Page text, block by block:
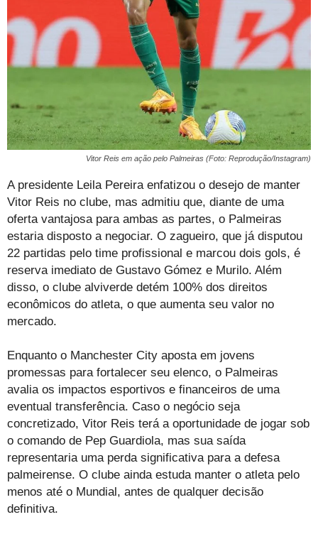
Vitor Reis em ação pelo Palmeiras (Foto: Reprodução/Instagram)
A presidente Leila Pereira enfatizou o desejo de manter
Vitor Reis no clube, mas admitiu que, diante de uma
oferta vantajosa para ambas as partes, o Palmeiras
estaria disposto a negociar. O zagueiro, que já disputou
22 partidas pelo time profissional e marcou dois gols, é
reserva imediato de Gustavo Gómez e Murilo. Além
disso, o clube alviverde detém 100% dos direitos
econômicos do atleta, o que aumenta seu valor no
mercado.
Enquanto o Manchester City aposta em jovens
promessas para fortalecer seu elenco, o Palmeiras
avalia os impactos esportivos e financeiros de uma
eventual transferência. Caso o negócio seja
concretizado, Vitor Reis terá a oportunidade de jogar sob
o comando de Pep Guardiola, mas sua saída
representaria uma perda significativa para a defesa
palmeirense. O clube ainda estuda manter o atleta pelo
menos até o Mundial, antes de qualquer decisão
definitiva.